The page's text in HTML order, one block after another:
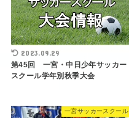
2023.09.29
第45回 一宮・中日少年サッカー
スクール学年別秋季大会
一宮サッカースクール